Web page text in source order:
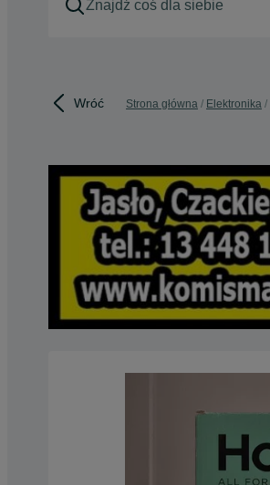
Wróć Strona główna Elektronika